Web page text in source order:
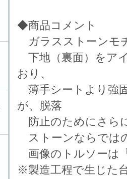
◆商品コメント
ガラスストーンモ
下地（裏面）をア
おり、
薄手シートより強
が、脱落
防止のためにさら
ストーンならでは
画像のトルソーは
※製造工程で生じた